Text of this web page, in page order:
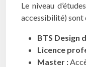
Le niveau
accessibilité) sont
BTS Design
Licence
Master :